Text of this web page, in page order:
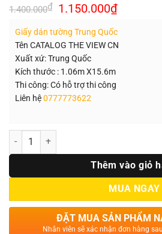
1.400.000₫ Giá
gốc
1.400.000₫.
1.150.000₫Giá
hiện
là:
1.150.000₫.
Giấy dán tường Trung Quốc
Tên CATALOG THE VIEW CN
Xuất xứ: Trung Quốc
Kích thước : 1.06m X15.6m
Thi công: Có hỗ trợ thi công
Liên hệ0777773622
Số lượng
Thêm vào giỏ
MUA NGAY
ĐẶT MUA SẢN PHẨM
Nhân viên sẽ xác nhận đơn hàng